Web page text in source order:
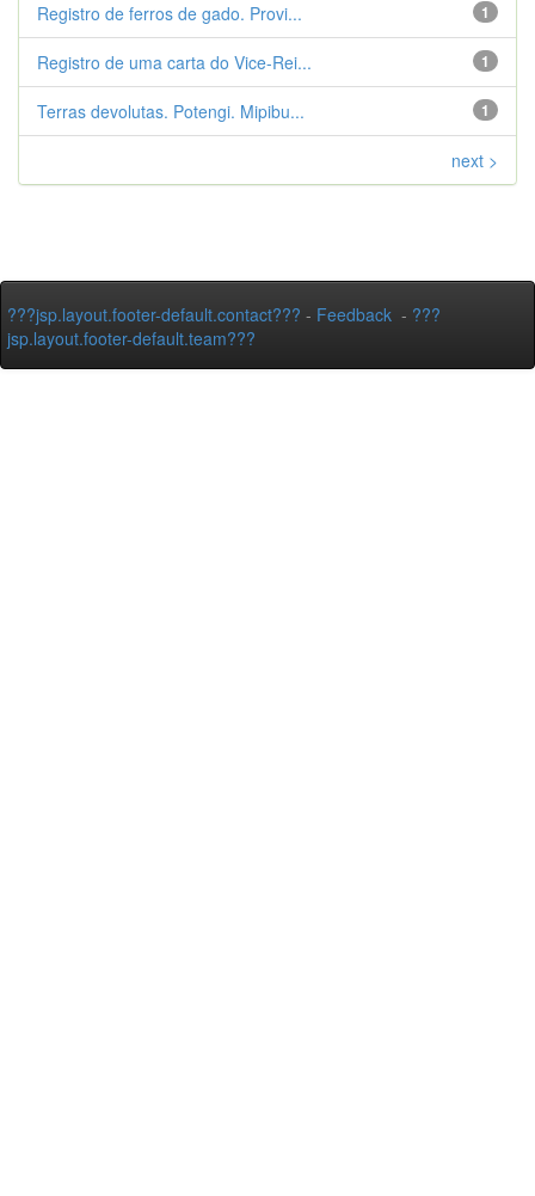
1
Registro de ferros de gado. Provi...
1
Registro de uma carta do Vice-Rei...
1
Terras devolutas. Potengi. Mipibu...
next >
???jsp.layout.footer-default.contact??? - Feedback - ???
jsp.layout.footer-default.team???